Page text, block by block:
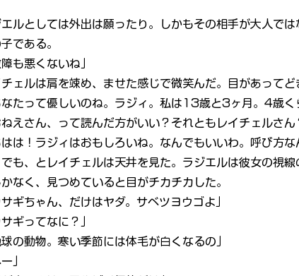
ルとしては外出は願ったり。しかもその相手が大人で
である。
障も悪くないね」
チェルは肩を竦め、ませた感じで微笑んだ。目があってど
なたって優しいのね。ラジィ。私は13歳と3ヶ月。4歳く
ねえさん、って読んだ方がいい？それともレイチェルさん
はは！ラジィはおもしろいね。なんでもいいわ。呼び方な
も、とレイチェルは天井を見た。ラジエルは彼女の視
なく、見つめていると目がチカチカした。
サギちゃん、だけはヤダ。サベツヨウゴよ」
サギってなに？」
球の動物。寒い季節には体毛が白くなるの」
」